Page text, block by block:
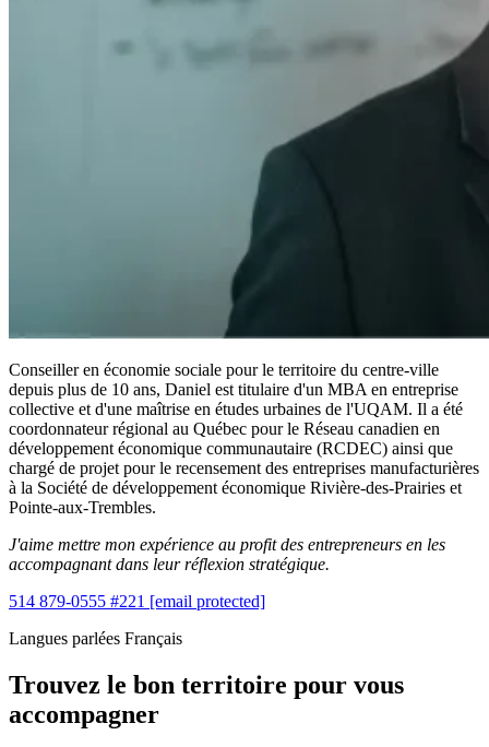
Conseiller en économie sociale pour le territoire du centre-ville
depuis plus de 10 ans, Daniel est titulaire d'un MBA en entreprise
collective et d'une maîtrise en études urbaines de l'UQAM. Il a été
coordonnateur régional au Québec pour le Réseau canadien en
développement économique communautaire (RCDEC) ainsi que
chargé de projet pour le recensement des entreprises manufacturières
à la Société de développement économique Rivière-des-Prairies et
Pointe-aux-Trembles.
J'aime mettre mon expérience au profit des entrepreneurs en les
accompagnant dans leur réflexion stratégique.
514 879-0555 #221 [email protected]
Langues parlées Français
Trouvez le bon territoire pour vous
accompagner